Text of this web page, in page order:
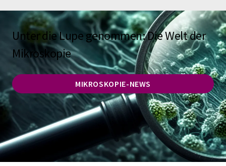
Unter die Lupe genommen: Die Welt der
Mikroskopie
MIKROSKOPIE-NEWS